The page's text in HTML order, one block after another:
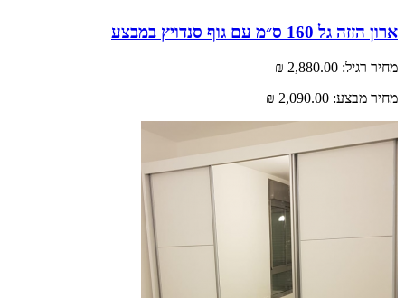
160 ס״מ עם גוף סנדויץ במבצע
רגיל: 2,880.00 ₪
מבצע: 2,090.00 ₪